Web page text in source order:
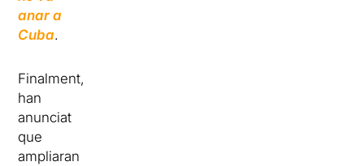
anar a
Cuba.
Finalment,
han
anunciat
que
ampliaran